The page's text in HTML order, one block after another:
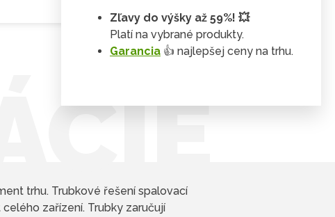
trhu. Trubkové řešení spalovací
zařízení. Trubky zaručují
Zľavy do výšky až 59%! 💥
Platí na vybrané produkty.
Garancia 👍 najlepšej ceny na trhu.